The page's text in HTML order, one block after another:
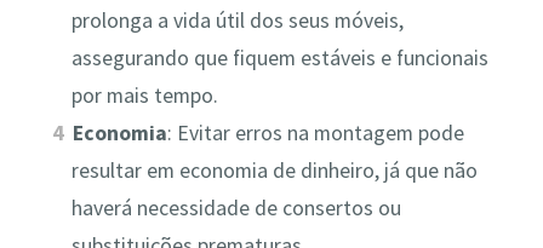
prolonga a vida útil dos seus móveis,
assegurando que fiquem estáveis e funcionais
por mais tempo.
Economia: Evitar erros na montagem pode
resultar em economia de dinheiro, já que não
haverá necessidade de consertos ou